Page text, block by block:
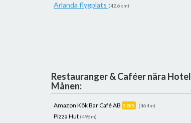
Arlanda flygplats (42,6km)
Restauranger & Caféer nära Hotel
Månen:
Amazon Kök Bar Café AB 3.8/5 (464m)
Pizza Hut (496m)